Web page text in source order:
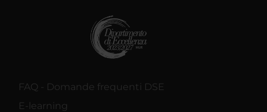
FAQ - Domande frequenti DSE
E-learning